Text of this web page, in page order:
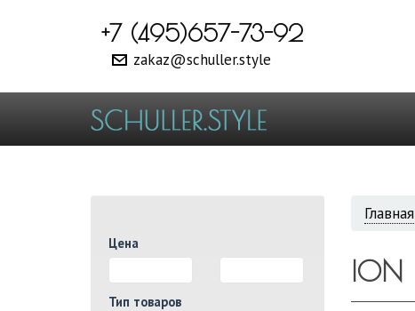
+7 (495)657-73-92
zakaz@schuller.style
Цена
Тип товаров
ВЫ
ЗДЕСЬ
Главная
ION